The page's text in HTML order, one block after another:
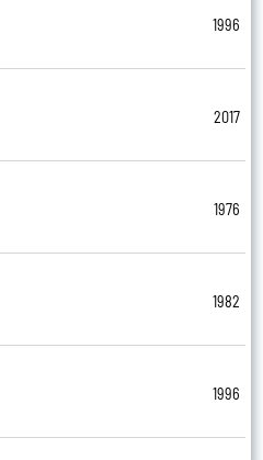
1996
2017
1976
1982
1996